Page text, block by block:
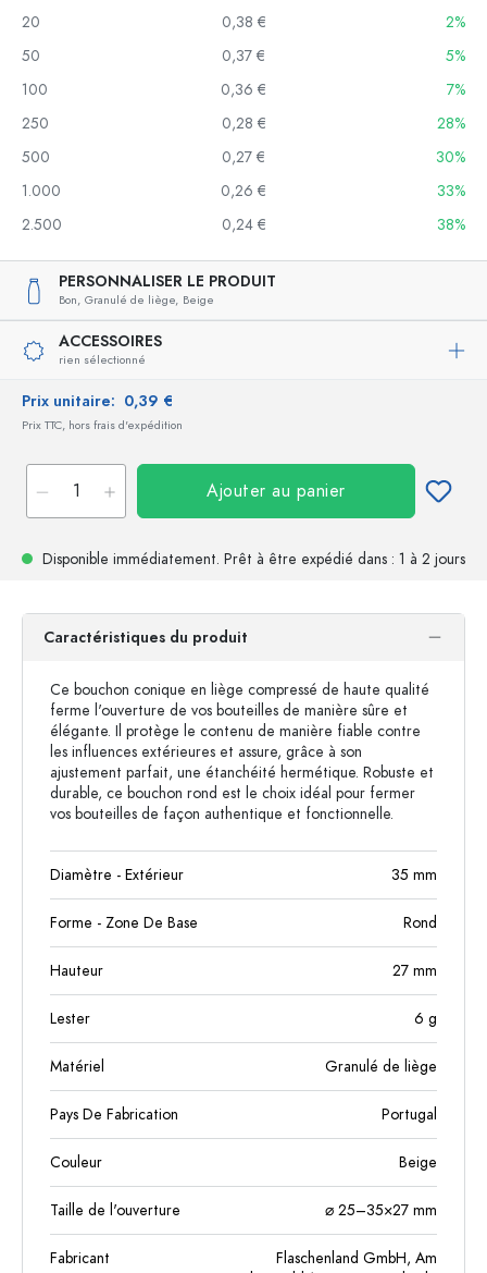
20
0,38 €
2%
50
0,37 €
5%
100
0,36 €
7%
250
0,28 €
28%
500
0,27 €
30%
1.000
0,26 €
33%
2.500
0,24 € 38%
PERSONNALISER LE PRODUIT
Bon, Granulé de liège, Beige
ACCESSOIRES
rien sélectionné
Prix unitaire: 0,39 €
Prix TTC, hors frais d'expédition
Ajouter au panier
Disponible immédiatement. Prêt à être expédié dans : 1 à 2 jours
Caractéristiques du produit
Ce bouchon conique en liège compressé de haute qualité
ferme l'ouverture de vos bouteilles de manière sûre et
élégante. Il protège le contenu de manière fiable contre
les influences extérieures et assure, grâce à son
ajustement parfait, une étanchéité hermétique. Robuste et
durable, ce bouchon rond est le choix idéal pour fermer
vos bouteilles de façon authentique et fonctionnelle.
Diamètre - Extérieur 35 mm
Forme - Zone De Base Rond
Hauteur 27 mm
Lester 6 g
Matériel Granulé de liège
Pays De Fabrication Portugal
Couleur Beige
Taille de l'ouverture ⌀ 25–35×27 mm
Fabricant
Flaschenland GmbH, Am